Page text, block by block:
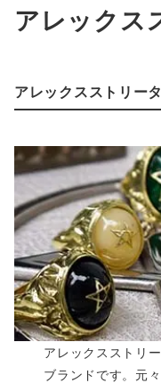
アレックス
アレックスストリー
アレックスストリ
ブランドです。元